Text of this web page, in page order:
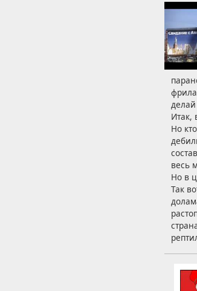
делай
Итак,
Но
весь
Но в
Так